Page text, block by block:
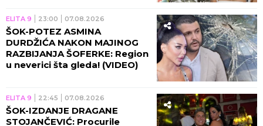
ELITA 9 23:00 07.08.2026
ŠOK-POTEZ ASMINA
DURDŽIĆA NAKON MAJINOG
RAZBIJANJA ŠOFERKE: Region
u neverici šta gleda! (VIDEO)
ELITA 9 22:45 07.08.2026
ŠOK-IZDANJE DRAGANE
STOJANČEVIĆ: Procurile